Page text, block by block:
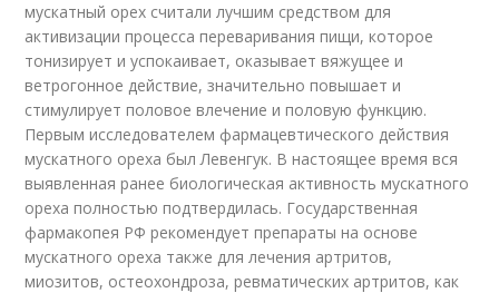
мускатный орех считали лучшим средством для
активизации процесса переваривания пищи, которое
тонизирует и успокаивает, оказывает вяжущее и
ветрогонное действие, значительно повышает и
стимулирует половое влечение и половую функцию.
Первым исследователем фармацевтического действия
мускатного ореха был Левенгук. В настоящее время вся
выявленная ранее биологическая активность мускатного
ореха полностью подтвердилась. Государственная
фармакопея РФ рекомендует препараты на основе
мускатного ореха также для лечения артритов,
миозитов, остеохондроза, ревматических артритов, как